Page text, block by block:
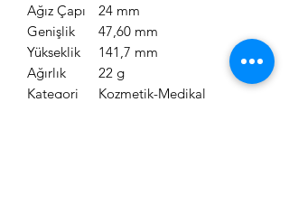
Ağız Çapı
24 mm
Genişlik
47,60 mm
Yükseklik
141,7 mm
Ağırlık
22 g
Kategori
Kozmetik-Medikal